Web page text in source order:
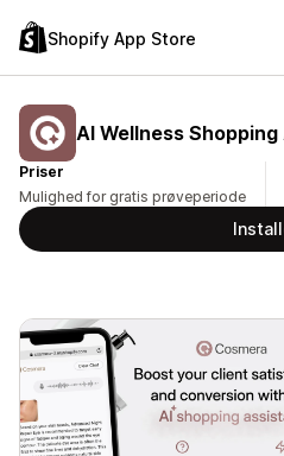
Shopify App Store
AI Wellness
Priser
Mulighed for gratis prøveperiode